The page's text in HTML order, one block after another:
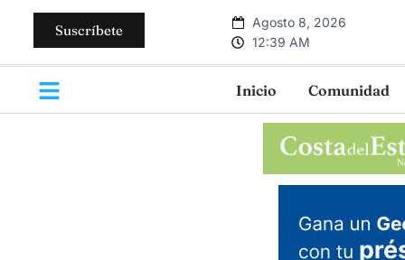
Suscríbete
Agosto 8, 2026
12:39 AM
Inicio Comunidad